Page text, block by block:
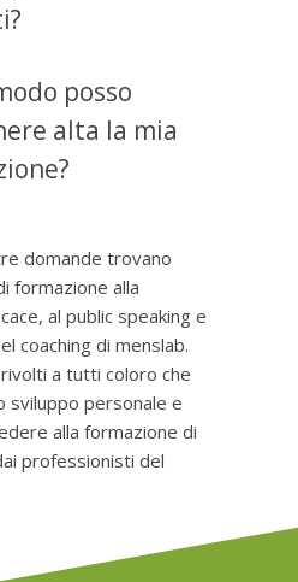
posso
alta la mia
domande trovano
formazione alla
al public speaking e
coaching di menslab.
a tutti coloro che
sviluppo personale e
alla formazione di
professionisti del